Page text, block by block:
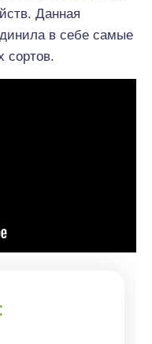
Данная
в себе самые
сортов.